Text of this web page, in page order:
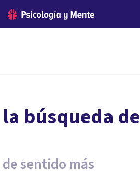
búsqueda de
sentido más